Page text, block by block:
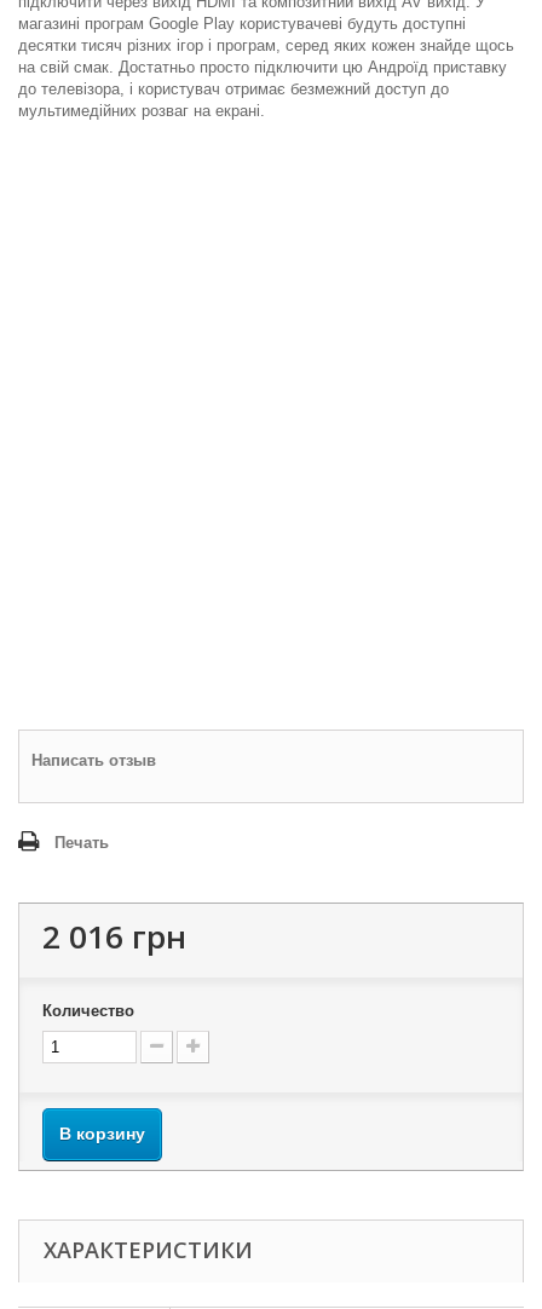
магазині програм Google Play користувачеві будуть доступні
десятки тисяч різних ігор і програм, серед яких кожен знайде щось
на свій смак. Достатньо просто підключити цю Андроїд приставку
до телевізора, і користувач отримає безмежний доступ до
мультимедійних розваг на екрані.
Написать отзыв
Печать
2 016 грн
Количество
В корзину
ХАРАКТЕРИСТИКИ